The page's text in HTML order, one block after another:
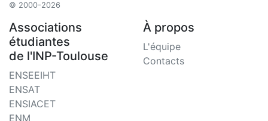
© 2000-2026
Associations
étudiantes
de l'INP-Toulouse
ENSEEIHT
ENSAT
ENSIACET
ENM
À propos
L'équipe
Contacts